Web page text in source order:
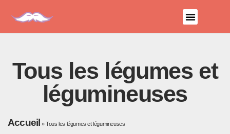
Tous les légumes et
légumineuses
Accueil »Tous les légumes et légumineuses